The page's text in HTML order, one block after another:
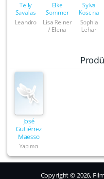
Telly
Savalas
Leandro
Elke
Sommer
Lisa Reiner
/ Elena
Sylva
Koscina
Sophia
Lehar
José
Gutiérrez
Maesso
Yapımcı
Copyright © 2026,